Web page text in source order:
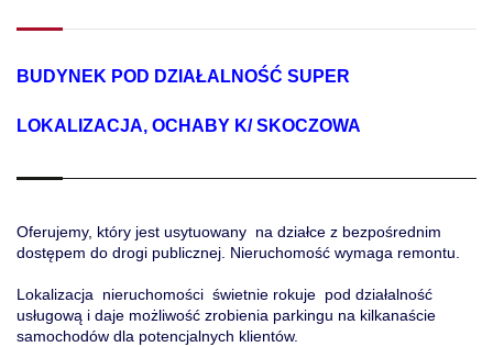
BUDYNEK POD DZIAŁALNOŚĆ SUPER
LOKALIZACJA, OCHABY K/ SKOCZOWA
Oferujemy, który jest usytuowany na działce z bezpośrednim
dostępem do drogi publicznej. Nieruchomość wymaga remontu.
Lokalizacja nieruchomości świetnie rokuje pod działalność
usługową i daje możliwość zrobienia parkingu na kilkanaście
samochodów dla potencjalnych klientów.